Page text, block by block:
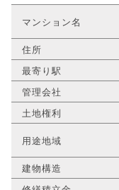
マンション名
住所
最寄り駅
管理会社
土地権利
用途地域
建物構造